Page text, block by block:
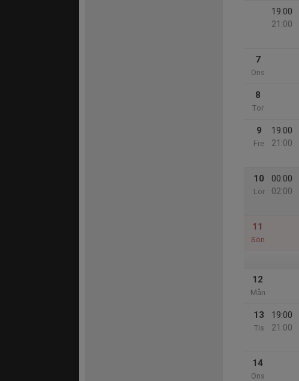
19:00
21:00
7
Ons
8
Tor
9
Fre
19:00
21:00
10
Lör
00:00
02:00
11
Sön
12
Mån
13
Tis
19:00
21:00
14
Ons